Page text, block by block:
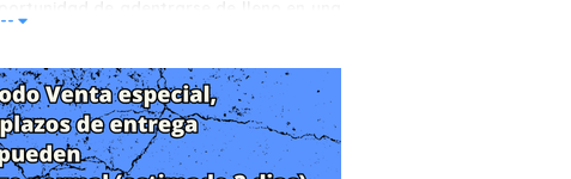
sobremesa de Sony, ofreciendo una
de horas de contenido diseñadas tanto
de exploración y recolección.